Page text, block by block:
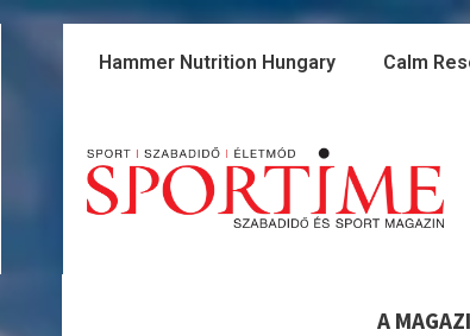
Skip
Hammer Nutrition Hungary Calm
A